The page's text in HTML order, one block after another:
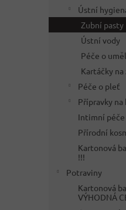
Ústní
Zubní pasty
Ústní vody
Péče o
Kartáčky na
Péče o pleť
Přípravky na
Intimní péče
Přírodní
Kartonová
!!!
Potraviny
Kartonová
VÝHODNÁ